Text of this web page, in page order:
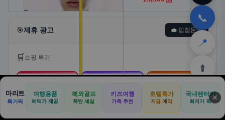
🎯제휴 광고 💼 입점문의
🛒 쇼핑 특가
🛒
쿠팡
로켓배송·특가
📦
알리익스프레스
🎁
테무
초저가·무료배송
🏠
✈️
공항
⛳
📋
🛒
쿠팡
🎁
테무
📞
📍
⬆️
🏠 📝
견적
🚐
기사등록
🛒
아마존
마리트
특가픽
여행용품
혜택가 제공
해외골프
폭탄 세일
키즈여행
가족 추천
호텔특가
지금 예약
국내렌터카
최저가 픽 ✕